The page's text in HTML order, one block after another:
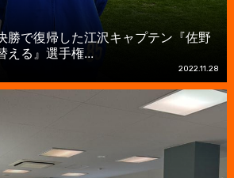
勝で復帰した江沢キャプテン『佐野
える』選手権...
2022.11.28